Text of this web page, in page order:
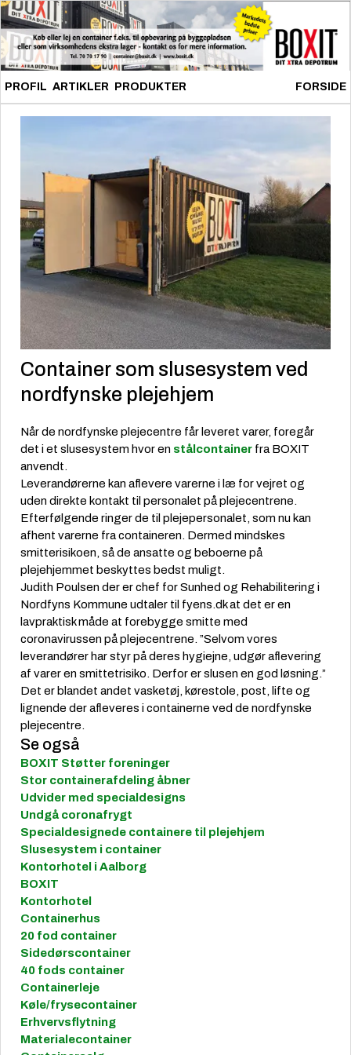
PROFIL ARTIKLER PRODUKTER FORSIDE
Container som slusesystem ved
nordfynske plejehjem
Når de nordfynske plejecentre får leveret varer, foregår
det i et slusesystem hvor en stålcontainer fra BOXIT
anvendt.
Leverandørerne kan aflevere varerne i læ for vejret og
uden direkte kontakt til personalet på plejecentrene.
Efterfølgende ringer de til plejepersonalet, som nu kan
afhent varerne fra containeren. Dermed mindskes
smitterisikoen, så de ansatte og beboerne på
plejehjemmet beskyttes bedst muligt.
Judith Poulsen der er chef for Sunhed og Rehabilitering i
Nordfyns Kommune udtaler til fyens.dk at det er en
lavpraktisk måde at forebygge smitte med
coronavirussen på plejecentrene. ”Selvom vores
leverandører har styr på deres hygiejne, udgør aflevering
af varer en smittetrisiko. Derfor er slusen en god løsning.”
Det er blandet andet vasketøj, kørestole, post, lifte og
lignende der afleveres i containerne ved de nordfynske
plejecentre.
Se også
BOXIT Støtter foreninger
Stor containerafdeling åbner
Udvider med specialdesigns
Undgå coronafrygt
Specialdesignede containere til plejehjem
Slusesystem i container
Kontorhotel i Aalborg
BOXIT
Kontorhotel
Containerhus
20 fod container
Sidedørscontainer
40 fods container
Containerleje
Køle/frysecontainer
Erhvervsflytning
Materialecontainer